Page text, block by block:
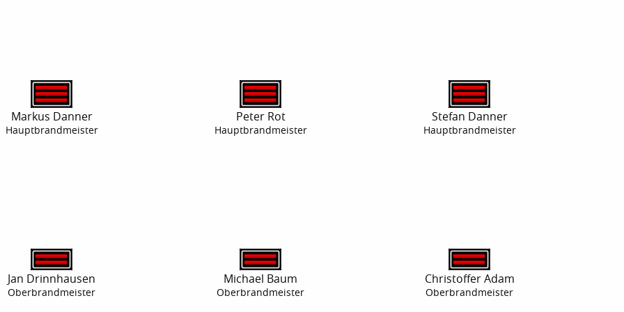
Markus Danner
Hauptbrandmeister
Peter Rot
Hauptbrandmeister
Stefan Danner
Hauptbrandmeister
Jan Drinnhausen
Oberbrandmeister
Michael Baum
Oberbrandmeister
Christoffer Adam
Oberbrandmeister